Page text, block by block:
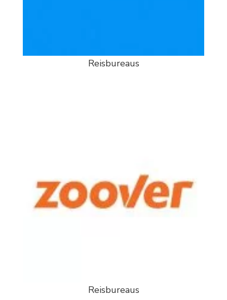
Reisbureaus
Reisbureaus